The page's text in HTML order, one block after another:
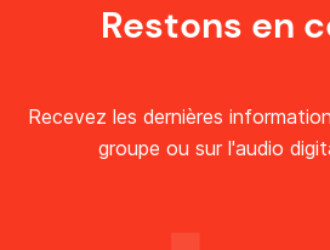
Restons en
Recevez les dernières
groupe ou sur l'audio